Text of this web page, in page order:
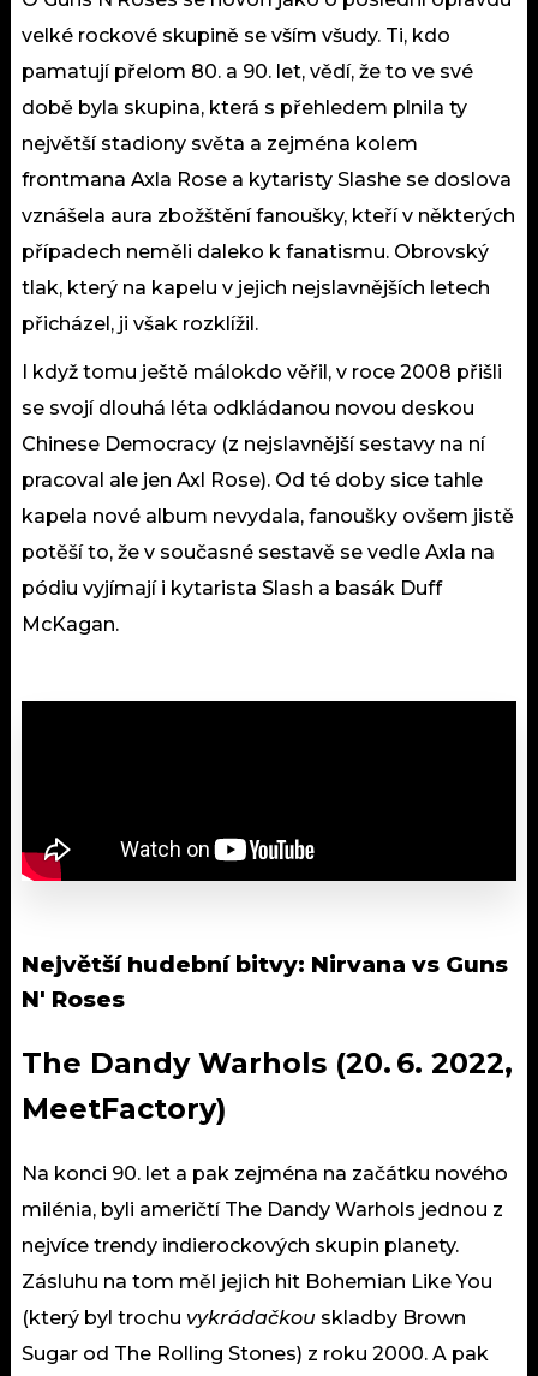
velké rockové skupině se vším všudy. Ti, kdo
pamatují přelom 80. a 90. let, vědí, že to ve své
době byla skupina, která s přehledem plnila ty
největší stadiony světa a zejména kolem
frontmana Axla Rose a kytaristy Slashe se doslova
vznášela aura zbožštění fanoušky, kteří v některých
případech neměli daleko k fanatismu. Obrovský
tlak, který na kapelu v jejich nejslavnějších letech
přicházel, ji však rozklížil.
I když tomu ještě málokdo věřil, v roce 2008 přišli
se svojí dlouhá léta odkládanou novou deskou
Chinese Democracy (z nejslavnější sestavy na ní
pracoval ale jen Axl Rose). Od té doby sice tahle
kapela nové album nevydala, fanoušky ovšem jistě
potěší to, že v současné sestavě se vedle Axla na
pódiu vyjímají i kytarista Slash a basák Duff
McKagan.
Největší hudební bitvy: Nirvana vs Guns
N' Roses
The Dandy Warhols (20. 6. 2022,
MeetFactory)
Na konci 90. let a pak zejména na začátku nového
milénia, byli američtí The Dandy Warhols jednou z
nejvíce trendy indierockových skupin planety.
Zásluhu na tom měl jejich hit Bohemian Like You
(který byl trochu vykrádačkou skladby Brown
Sugar od The Rolling Stones) z roku 2000. A pak